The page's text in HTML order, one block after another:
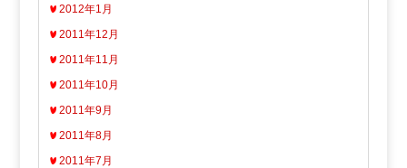
2012年1月
2011年12月
2011年11月
2011年10月
2011年9月
2011年8月
2011年7月